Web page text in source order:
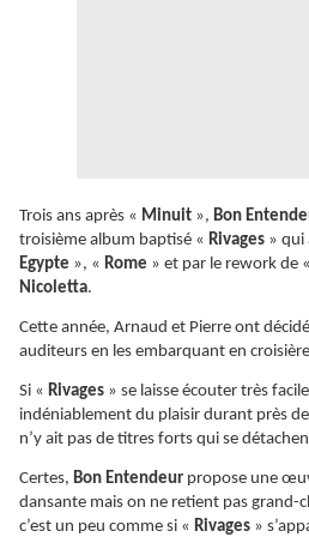
Trois ans après « Minuit », Bon
troisième album baptisé « Rivages » qui
Egypte », « Rome » et par le rework de «
Nicoletta.
Cette année, Arnaud et Pierre ont
auditeurs en les embarquant en
Si « Rivages » se laisse écouter très
indéniablement du plaisir durant près
n’y ait pas de titres forts qui se
Certes, Bon Entendeur propose une
dansante mais on ne retient pas grand-
c’est un peu comme si « Rivages »